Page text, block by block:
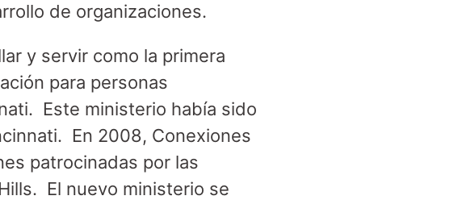
de organizaciones.
y servir como la primera
para personas
Este ministerio había sido
En 2008, Conexiones
patrocinadas por las
El nuevo ministerio se